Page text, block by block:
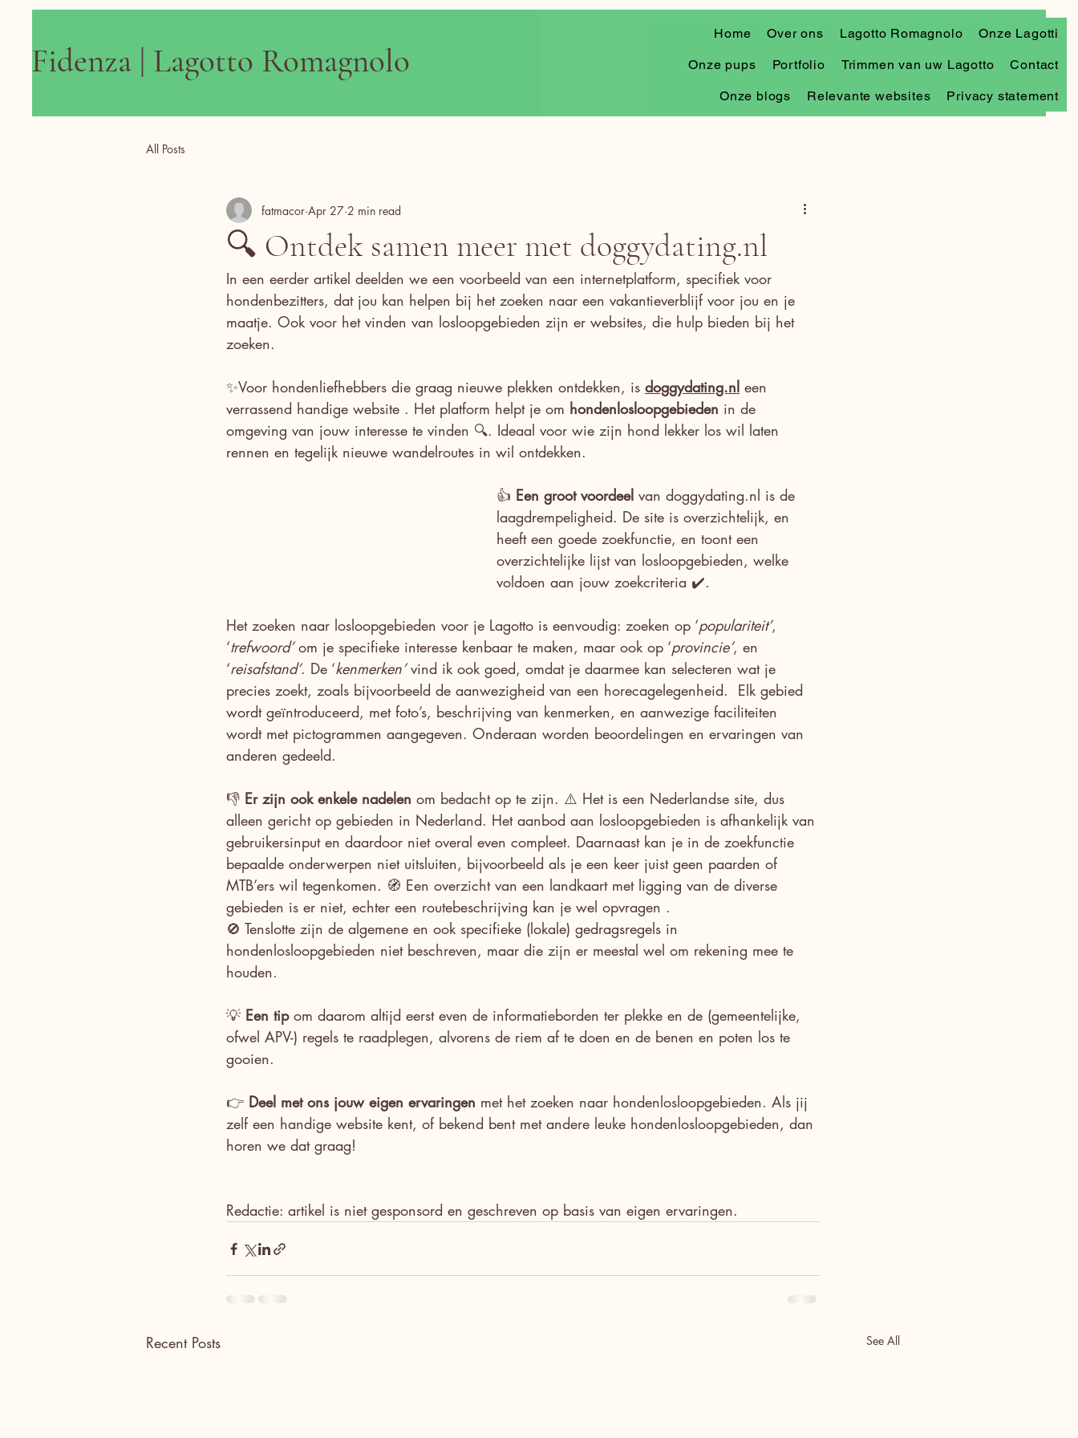
Fidenza | Lagotto Romagnolo
Home Over ons Lagotto Romagnolo Onze Lagotti
Onze pups Portfolio Trimmen van uw Lagotto Contact
Onze blogs Relevante websites Privacy statement
All Posts
🔍 Ontdek samen meer met doggydating.nl
fatmacor Apr 27 2 min read
In een eerder artikel deelden we een voorbeeld van een internetplatform, specifiek voor
hondenbezitters, dat jou kan helpen bij het zoeken naar een vakantieverblijf voor jou en je
maatje. Ook voor het vinden van losloopgebieden zijn er websites, die hulp bieden bij het
zoeken.
✨Voor hondenliefhebbers die graag nieuwe plekken ontdekken, is doggydating.nl een
verrassend handige website . Het platform helpt je om hondenlosloopgebieden in de
omgeving van jouw interesse te vinden 🔍. Ideaal voor wie zijn hond lekker los wil laten
rennen en tegelijk nieuwe wandelroutes in wil ontdekken.
👍 Een groot voordeel van doggydating.nl is de
laagdrempeligheid. De site is overzichtelijk, en
heeft een goede zoekfunctie, en toont een
overzichtelijke lijst van losloopgebieden, welke
voldoen aan jouw zoekcriteria ✔️.
Het zoeken naar losloopgebieden voor je Lagotto is eenvoudig: zoeken op ‘populariteit’,
‘trefwoord’ om je specifieke interesse kenbaar te maken, maar ook op ‘provincie’, en
‘reisafstand’. De ‘kenmerken’ vind ik ook goed, omdat je daarmee kan selecteren wat je
precies zoekt, zoals bijvoorbeeld de aanwezigheid van een horecagelegenheid.  Elk gebied
wordt geïntroduceerd, met foto’s, beschrijving van kenmerken, en aanwezige faciliteiten
wordt met pictogrammen aangegeven. Onderaan worden beoordelingen en ervaringen van
anderen gedeeld.
👎 Er zijn ook enkele nadelen om bedacht op te zijn. ⚠️ Het is een Nederlandse site, dus
alleen gericht op gebieden in Nederland. Het aanbod aan losloopgebieden is afhankelijk van
gebruikersinput en daardoor niet overal even compleet. Daarnaast kan je in de zoekfunctie
bepaalde onderwerpen niet uitsluiten, bijvoorbeeld als je een keer juist geen paarden of
MTB’ers wil tegenkomen. 🧭 Een overzicht van een landkaart met ligging van de diverse
gebieden is er niet, echter een routebeschrijving kan je wel opvragen .
🚫 Tenslotte zijn de algemene en ook specifieke (lokale) gedragsregels in
hondenlosloopgebieden niet beschreven, maar die zijn er meestal wel om rekening mee te
houden.
💡 Een tip om daarom altijd eerst even de informatieborden ter plekke en de (gemeentelijke,
ofwel APV-) regels te raadplegen, alvorens de riem af te doen en de benen en poten los te
gooien.
👉 Deel met ons jouw eigen ervaringen met het zoeken naar hondenlosloopgebieden. Als jij
zelf een handige website kent, of bekend bent met andere leuke hondenlosloopgebieden, dan
horen we dat graag!
Redactie: artikel is niet gesponsord en geschreven op basis van eigen ervaringen.
Recent Posts See All